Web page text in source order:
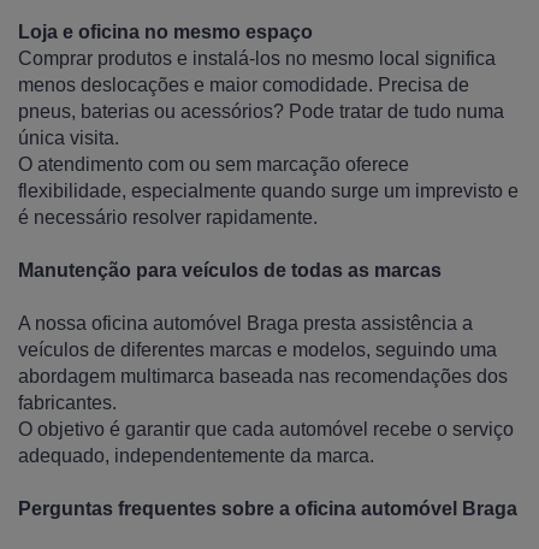
Loja e oficina no mesmo espaço
Comprar produtos e instalá-los no mesmo local significa
menos deslocações e maior comodidade. Precisa de
pneus, baterias ou acessórios? Pode tratar de tudo numa
única visita.
O atendimento com ou sem marcação oferece
flexibilidade, especialmente quando surge um imprevisto e
é necessário resolver rapidamente.
Manutenção para veículos de todas as marcas
A nossa oficina automóvel Braga presta assistência a
veículos de diferentes marcas e modelos, seguindo uma
abordagem multimarca baseada nas recomendações dos
fabricantes.
O objetivo é garantir que cada automóvel recebe o serviço
adequado, independentemente da marca.
Perguntas frequentes sobre a oficina automóvel Braga